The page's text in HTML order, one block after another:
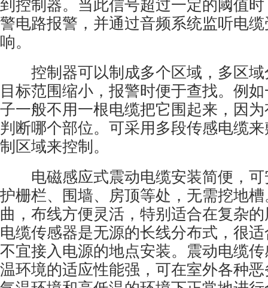
到控制器。当此信号超过一定的阈值
警电路报警，并通过音频系统监听电
响。
控制器可以制成多个区域，多区域
目标范围缩小，报警时便于查找。例
子一般不用一根电缆把它围起来，因
判断哪个部位。可采用多段传感电缆
制区域来控制。
电磁感应式震动电缆安装简便，可
护栅栏、围墙、房顶等处，无需挖地
曲，布线方便灵活，特别适合在复杂
电缆传感器是无源的长线分布式，很
不宜接入电源的地点安装。震动电缆
温环境的适应性能强，可在室外各种